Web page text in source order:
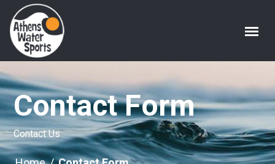
Contact Form
Contact Us